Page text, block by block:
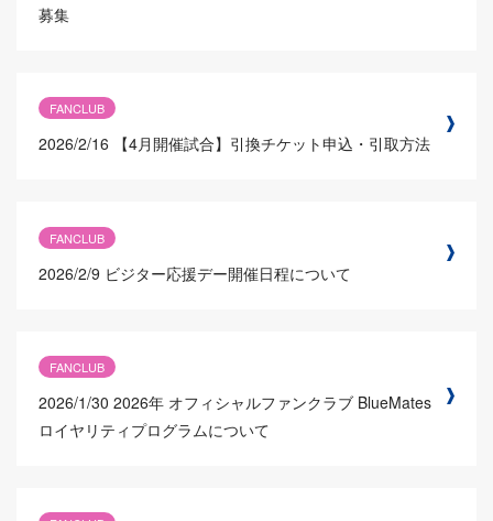
募集
FANCLUB
2026/2/16 【4月開催試合】引換チケット申込・引取方法
FANCLUB
2026/2/9 ビジター応援デー開催日程について
FANCLUB
2026/1/30 2026年 オフィシャルファンクラブ BlueMates
ロイヤリティプログラムについて